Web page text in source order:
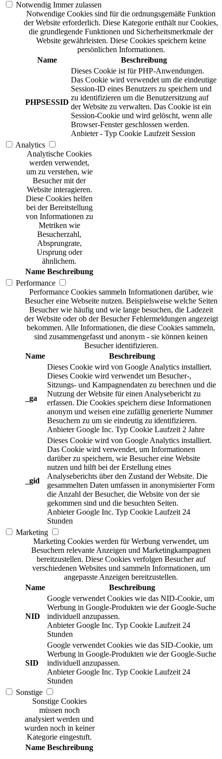
Notwendig Immer zulassen
Notwendige Cookies sind für die ordnungsgemäße Funktion
der Website erforderlich. Diese Kategorie enthält nur Cookies,
die grundlegende Funktionen und Sicherheitsmerkmale der
Website gewährleisten. Diese Cookies speichern keine
persönlichen Informationen.
Name
Beschreibung
PHPSESSID
Dieses Cookie ist für PHP-Anwendungen.
Das Cookie wird verwendet um die eindeutige
Session-ID eines Benutzers zu speichern und
zu identifizieren um die Benutzersitzung auf
der Website zu verwalten. Das Cookie ist ein
Session-Cookie und wird gelöscht, wenn alle
Browser-Fenster geschlossen werden.
Anbieter - Typ Cookie Laufzeit Session
Analytics
Analytische Cookies
werden verwendet,
um zu verstehen, wie
Besucher mit der
Website interagieren.
Diese Cookies helfen
bei der Bereitstellung
von Informationen zu
Metriken wie
Besucherzahl,
Absprungrate,
Ursprung oder
ähnlichem.
Name Beschreibung
Performance
Performance Cookies sammeln Informationen darüber, wie
Besucher eine Webseite nutzen. Beispielsweise welche Seiten
Besucher wie häufig und wie lange besuchen, die Ladezeit
der Website oder ob der Besucher Fehlermeldungen angezeigt
bekommen. Alle Informationen, die diese Cookies sammeln,
sind zusammengefasst und anonym - sie können keinen
Besucher identifizieren.
Name
Beschreibung
_ga
Dieses Cookie wird von Google Analytics installiert.
Dieses Cookie wird verwendet um Besucher-,
Sitzungs- und Kampagnendaten zu berechnen und die
Nutzung der Website für einen Analysebericht zu
erfassen. Die Cookies speichern diese Informationen
anonym und weisen eine zufällig generierte Nummer
Besuchern zu um sie eindeutig zu identifizieren.
Anbieter Google Inc. Typ Cookie Laufzeit 2 Jahre
_gid
Dieses Cookie wird von Google Analytics installiert.
Das Cookie wird verwendet, um Informationen
darüber zu speichern, wie Besucher eine Website
nutzen und hilft bei der Erstellung eines
Analyseberichts über den Zustand der Website. Die
gesammelten Daten umfassen in anonymisierter Form
die Anzahl der Besucher, die Website von der sie
gekommen sind und die besuchten Seiten.
Anbieter Google Inc. Typ Cookie Laufzeit 24
Stunden
Marketing
Marketing Cookies werden für Werbung verwendet, um
Besuchern relevante Anzeigen und Marketingkampagnen
bereitzustellen. Diese Cookies verfolgen Besucher auf
verschiedenen Websites und sammeln Informationen, um
angepasste Anzeigen bereitzustellen.
Name
Beschreibung
NID
Google verwendet Cookies wie das NID-Cookie, um
Werbung in Google-Produkten wie der Google-Suche
individuell anzupassen.
Anbieter Google Inc. Typ Cookie Laufzeit 24
Stunden
SID
Google verwendet Cookies wie das SID-Cookie, um
Werbung in Google-Produkten wie der Google-Suche
individuell anzupassen.
Anbieter Google Inc. Typ Cookie Laufzeit 24
Stunden
Sonstige
Sonstige Cookies
müssen noch
analysiert werden und
wurden noch in keiner
Kategorie eingestuft.
Name Beschreibung